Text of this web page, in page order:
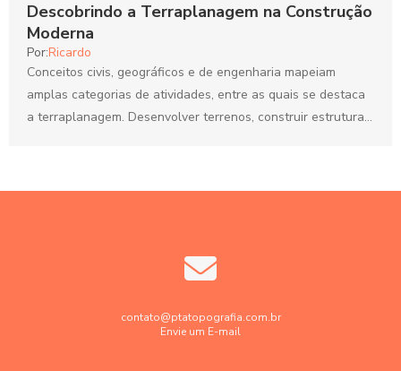
Descobrindo a Terraplanagem na Construção
Moderna
Por:Ricardo
Conceitos civis, geográficos e de engenharia mapeiam
amplas categorias de atividades, entre as quais se destaca
a terraplanagem. Desenvolver terrenos, construir estruturas,
contato@ptatopografia.com.br
Envie um E-mail